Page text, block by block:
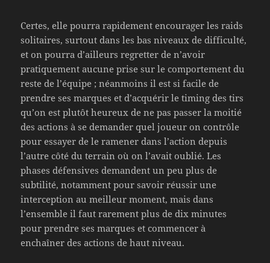
Certes, elle pourra rapidement encourager les raids
solitaires, surtout dans les bas niveaux de difficulté,
et on pourra d’ailleurs regretter de n’avoir
pratiquement aucune prise sur le comportement du
reste de l’équipe ; néanmoins il est si facile de
prendre ses marques et d’acquérir le timing des tirs
qu’on est plutôt heureux de ne pas passer la moitié
des actions à se demander quel joueur on contrôle
pour essayer de le ramener dans l’action depuis
l’autre côté du terrain où on l’avait oublié. Les
phases défensives demandent un peu plus de
subtilité, notamment pour savoir réussir une
interception au meilleur moment, mais dans
l’ensemble il faut rarement plus de dix minutes
pour prendre ses marques et commencer à
enchaîner des actions de haut niveau.